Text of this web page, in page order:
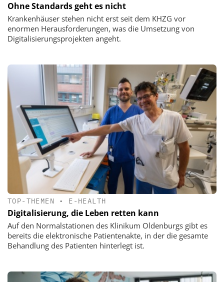
Ohne Standards geht es nicht
Krankenhäuser stehen nicht erst seit dem KHZG vor
enormen Herausforderungen, was die Umsetzung von
Digitalisierungsprojekten angeht.
TOP-THEMEN • E-HEALTH
Digitalisierung, die Leben retten kann
Auf den Normalstationen des Klinikum Oldenburgs gibt es
bereits die elektronische Patientenakte, in der die gesamte
Behandlung des Patienten hinterlegt ist.